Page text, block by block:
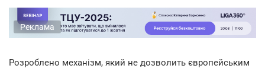
Реклама
Розроблено механізм, який не дозволить європейським